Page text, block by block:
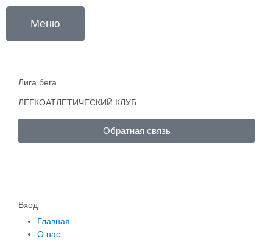
Перейти
Меню
Лига бега
ЛЕГКОАТЛЕТИЧЕСКИЙ КЛУБ
Обратная связь
Вход
Главная
О нас